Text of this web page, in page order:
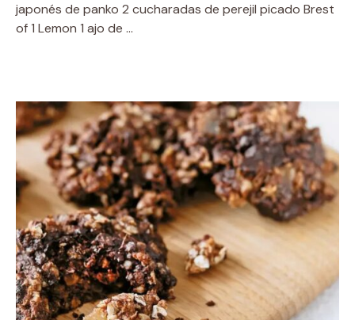
japonés de panko 2 cucharadas de perejil picado Brest
of 1 Lemon 1 ajo de …